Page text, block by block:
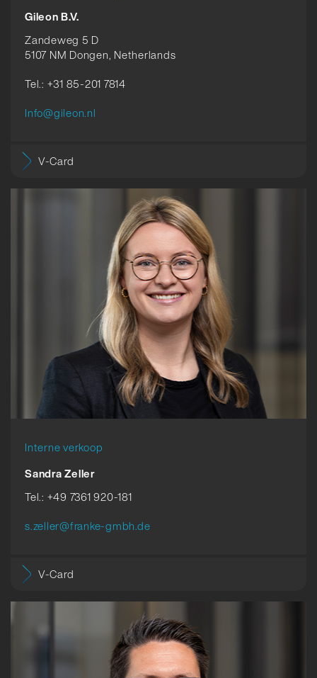
Gileon B.V.
Zandeweg 5 D
5107 NM Dongen, Netherlands
Tel.: +31 85-201 7814
Info@gileon.nl
V-Card
Interne verkoop
Sandra Zeller
Tel.: +49 7361 920-181
s.zeller@franke-gmbh.de
V-Card